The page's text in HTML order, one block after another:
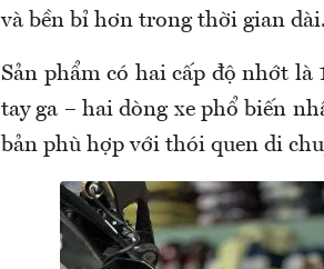
và bền bỉ hơn trong thời gian dài.
Sản phẩm có hai cấp độ nhớt là
tay ga – hai dòng xe phổ biến
bản phù hợp với thói quen di